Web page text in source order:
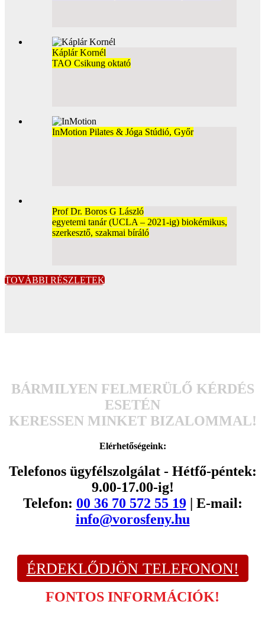
Káplár Kornél
TAO Csikung oktató
InMotion Pilates & Jóga Stúdió, Győr
Prof Dr. Boros G László
egyetemi tanár (UCLA – 2021-ig) biokémikus,
szerkesztő, szakmai bíráló
TOVÁBBI RÉSZLETEK
BÁRMILYEN FELMERÜLŐ KÉRDÉS
ESETÉN
KERESSEN MINKET BIZALOMMAL!
Elérhetőségeink:
Telefonos ügyfélszolgálat - Hétfő-péntek:
9.00-17.00-ig!
Telefon: 00 36 70 572 55 19| E-mail:
info@vorosfeny.hu
ÉRDEKLŐDJÖN TELEFONON!
FONTOS INFORMÁCIÓK!